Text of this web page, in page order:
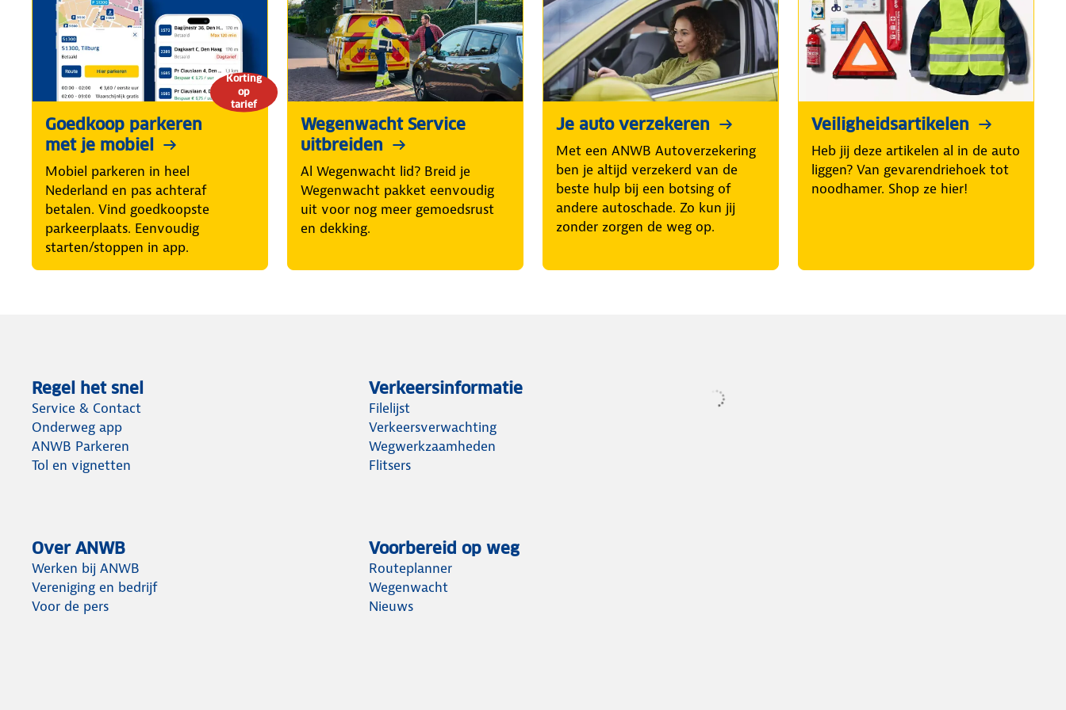
Korting
op
tarief
Goedkoop parkeren
met je mobiel
Mobiel parkeren in heel
Nederland en pas achteraf
betalen. Vind goedkoopste
parkeerplaats. Eenvoudig
starten/stoppen in app.
Wegenwacht Service
uitbreiden
Al Wegenwacht lid? Breid je
Wegenwacht pakket eenvoudig
uit voor nog meer gemoedsrust
en dekking.
Je auto verzekeren
Met een ANWB Autoverzekering
ben je altijd verzekerd van de
beste hulp bij een botsing of
andere autoschade. Zo kun jij
zonder zorgen de weg op.
Veiligheidsartikelen
Heb jij deze artikelen al in de auto
liggen? Van gevarendriehoek tot
noodhamer. Shop ze hier!
Regel het snel
Service & Contact
Onderweg app
ANWB Parkeren
Tol en vignetten
Verkeersinformatie
Filelijst
Verkeersverwachting
Wegwerkzaamheden
Flitsers
Over ANWB
Werken bij ANWB
Vereniging en bedrijf
Voor de pers
Voorbereid op weg
Routeplanner
Wegenwacht
Nieuws